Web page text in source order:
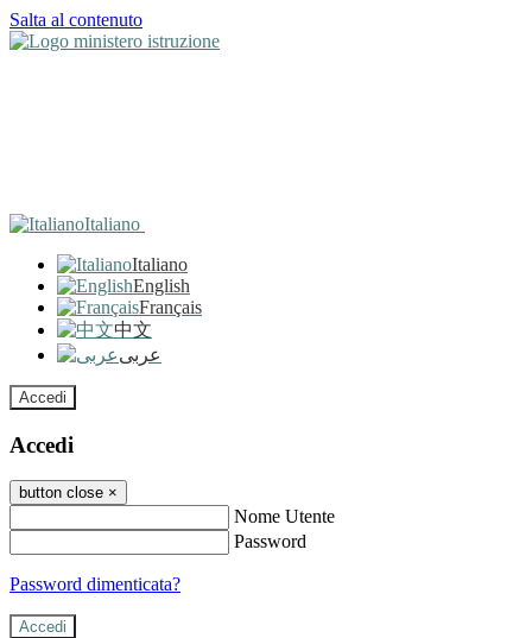
Salta al contenuto
Italiano
Italiano
English
Français
中文
عربى
Accedi
Accedi
button close ×
Nome Utente
Password
Password dimenticata?